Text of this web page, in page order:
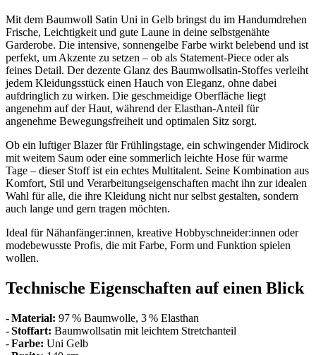
Mit dem Baumwoll Satin Uni in Gelb bringst du im Handumdrehen
Frische, Leichtigkeit und gute Laune in deine selbstgenähte
Garderobe. Die intensive, sonnengelbe Farbe wirkt belebend und ist
perfekt, um Akzente zu setzen – ob als Statement-Piece oder als
feines Detail. Der dezente Glanz des Baumwollsatin-Stoffes verleiht
jedem Kleidungsstück einen Hauch von Eleganz, ohne dabei
aufdringlich zu wirken. Die geschmeidige Oberfläche liegt
angenehm auf der Haut, während der Elasthan-Anteil für
angenehme Bewegungsfreiheit und optimalen Sitz sorgt.
Ob ein luftiger Blazer für Frühlingstage, ein schwingender Midirock
mit weitem Saum oder eine sommerlich leichte Hose für warme
Tage – dieser Stoff ist ein echtes Multitalent. Seine Kombination aus
Komfort, Stil und Verarbeitungseigenschaften macht ihn zur idealen
Wahl für alle, die ihre Kleidung nicht nur selbst gestalten, sondern
auch lange und gern tragen möchten.
Ideal für Nähanfänger:innen, kreative Hobbyschneider:innen oder
modebewusste Profis, die mit Farbe, Form und Funktion spielen
wollen.
Technische Eigenschaften auf einen Blick
-Material: 97 % Baumwolle, 3 % Elasthan
-Stoffart: Baumwollsatin mit leichtem Stretchanteil
-Farbe: Uni Gelb